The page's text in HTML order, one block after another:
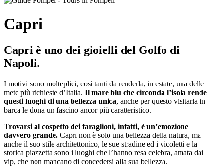
Capri
Capri è uno dei gioielli del Golfo di
Napoli.
I motivi sono molteplici, così tanti da renderla, in estate, una delle
mete più richieste d’Italia. Il mare blu che circonda l’isola rende
questi luoghi di una bellezza unica, anche per questo visitarla in
barca le dona un fascino ancor più caratteristico.
Trovarsi al cospetto dei faraglioni, infatti, è un’emozione
davvero grande. Capri non è solo una bellezza della natura, ma
anche il suo stile architettonico, le sue stradine ed i vicoletti e la
storica piazzetta sono i luoghi che l’hanno resa celebra, amata dai
vip, che non mancano di concedersi alla sua bellezza.